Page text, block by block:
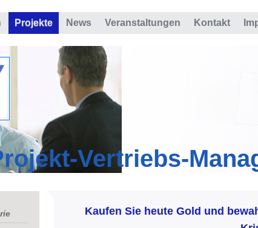
Projekte News Veranstaltungen Kontakt
Vertriebs-
Kaufen Sie heute Gold und